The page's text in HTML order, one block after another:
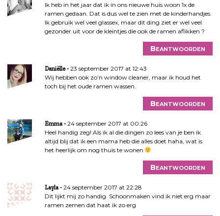
Ik heb in het jaar dat ik in ons nieuwe huis woon 1x de
ramen gedaan. Dat is dus wel te zien met de kinderhandjes.
Ik gebruik wel veel glassex, maar dit ding ziet er wel veel
gezonder uit voor de kleintjes die ook de ramen aflikken ?
Beantwoorden
Daniëlle
23 september 2017 at 12:43
Wij hebben ook zo’n window cleaner, maar ik houd het
toch bij het oude ramen wassen.
Beantwoorden
Emma
24 september 2017 at 00:26
Heel handig zeg! Als ik al die dingen zo lees van je ben ik
altijd blij dat ik een mama heb die alles doet haha, wat is
het heerlijk om nog thuis te wonen
Beantwoorden
Layla
24 september 2017 at 22:28
Dit lijkt mij zo handig. Schoonmaken vind ik niet erg maar
ramen zemen dat haat ik zo erg